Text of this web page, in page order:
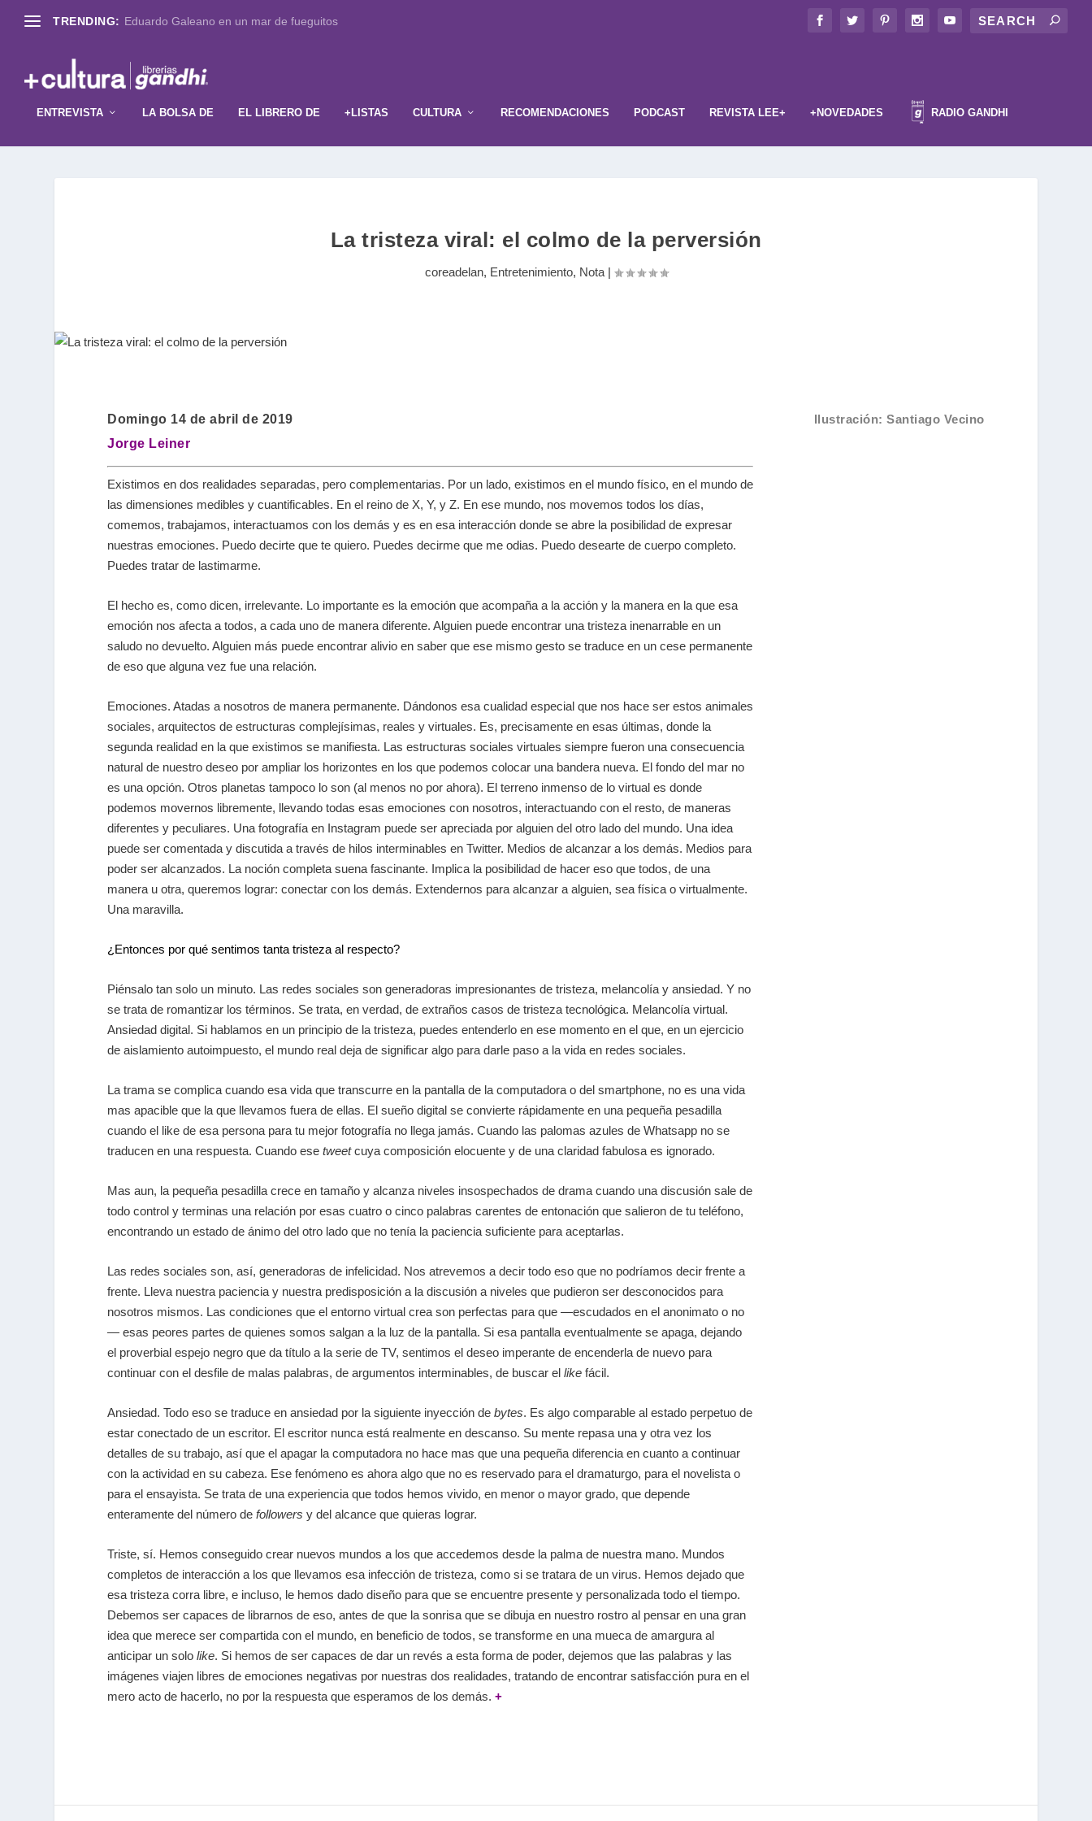
TRENDING: Eduardo Galeano en un mar de fueguitos
ENTREVISTA LA BOLSA DE EL LIBRERO DE +LISTAS CULTURA RECOMENDACIONES PODCAST REVISTA LEE+ +NOVEDADES RADIO GANDHI
La tristeza viral: el colmo de la perversión
coreadelan, Entretenimiento, Nota|
Domingo 14 de abril de 2019
Jorge Leiner
Existimos en dos realidades separadas, pero complementarias. Por un lado, existimos en el mundo físico, en el mundo de
las dimensiones medibles y cuantificables. En el reino de X, Y, y Z. En ese mundo, nos movemos todos los días,
comemos, trabajamos, interactuamos con los demás y es en esa interacción donde se abre la posibilidad de expresar
nuestras emociones. Puedo decirte que te quiero. Puedes decirme que me odias. Puedo desearte de cuerpo completo.
Puedes tratar de lastimarme.
El hecho es, como dicen, irrelevante. Lo importante es la emoción que acompaña a la acción y la manera en la que esa
emoción nos afecta a todos, a cada uno de manera diferente. Alguien puede encontrar una tristeza inenarrable en un
saludo no devuelto. Alguien más puede encontrar alivio en saber que ese mismo gesto se traduce en un cese permanente
de eso que alguna vez fue una relación.
Emociones. Atadas a nosotros de manera permanente. Dándonos esa cualidad especial que nos hace ser estos animales
sociales, arquitectos de estructuras complejísimas, reales y virtuales. Es, precisamente en esas últimas, donde la
segunda realidad en la que existimos se manifiesta. Las estructuras sociales virtuales siempre fueron una consecuencia
natural de nuestro deseo por ampliar los horizontes en los que podemos colocar una bandera nueva. El fondo del mar no
es una opción. Otros planetas tampoco lo son (al menos no por ahora). El terreno inmenso de lo virtual es donde
podemos movernos libremente, llevando todas esas emociones con nosotros, interactuando con el resto, de maneras
diferentes y peculiares. Una fotografía en Instagram puede ser apreciada por alguien del otro lado del mundo. Una idea
puede ser comentada y discutida a través de hilos interminables en Twitter. Medios de alcanzar a los demás. Medios para
poder ser alcanzados. La noción completa suena fascinante. Implica la posibilidad de hacer eso que todos, de una
manera u otra, queremos lograr: conectar con los demás. Extendernos para alcanzar a alguien, sea física o virtualmente.
Una maravilla.
¿Entonces por qué sentimos tanta tristeza al respecto?
Piénsalo tan solo un minuto. Las redes sociales son generadoras impresionantes de tristeza, melancolía y ansiedad. Y no
se trata de romantizar los términos. Se trata, en verdad, de extraños casos de tristeza tecnológica. Melancolía virtual.
Ansiedad digital. Si hablamos en un principio de la tristeza, puedes entenderlo en ese momento en el que, en un ejercicio
de aislamiento autoimpuesto, el mundo real deja de significar algo para darle paso a la vida en redes sociales.
La trama se complica cuando esa vida que transcurre en la pantalla de la computadora o del smartphone, no es una vida
mas apacible que la que llevamos fuera de ellas. El sueño digital se convierte rápidamente en una pequeña pesadilla
cuando el like de esa persona para tu mejor fotografía no llega jamás. Cuando las palomas azules de Whatsapp no se
traducen en una respuesta. Cuando ese tweetcuya composición elocuente y de una claridad fabulosa es ignorado.
Mas aun, la pequeña pesadilla crece en tamaño y alcanza niveles insospechados de drama cuando una discusión sale de
todo control y terminas una relación por esas cuatro o cinco palabras carentes de entonación que salieron de tu teléfono,
encontrando un estado de ánimo del otro lado que no tenía la paciencia suficiente para aceptarlas.
Las redes sociales son, así, generadoras de infelicidad. Nos atrevemos a decir todo eso que no podríamos decir frente a
frente. Lleva nuestra paciencia y nuestra predisposición a la discusión a niveles que pudieron ser desconocidos para
nosotros mismos. Las condiciones que el entorno virtual crea son perfectas para que —escudados en el anonimato o no
— esas peores partes de quienes somos salgan a la luz de la pantalla. Si esa pantalla eventualmente se apaga, dejando
el proverbial espejo negro que da título a la serie de TV, sentimos el deseo imperante de encenderla de nuevo para
continuar con el desfile de malas palabras, de argumentos interminables, de buscar el like fácil.
Ansiedad. Todo eso se traduce en ansiedad por la siguiente inyección de bytes. Es algo comparable al estado perpetuo de
estar conectado de un escritor. El escritor nunca está realmente en descanso. Su mente repasa una y otra vez los
detalles de su trabajo, así que el apagar la computadora no hace mas que una pequeña diferencia en cuanto a continuar
con la actividad en su cabeza. Ese fenómeno es ahora algo que no es reservado para el dramaturgo, para el novelista o
para el ensayista. Se trata de una experiencia que todos hemos vivido, en menor o mayor grado, que depende
enteramente del número de followers y del alcance que quieras lograr.
Triste, sí. Hemos conseguido crear nuevos mundos a los que accedemos desde la palma de nuestra mano. Mundos
completos de interacción a los que llevamos esa infección de tristeza, como si se tratara de un virus. Hemos dejado que
esa tristeza corra libre, e incluso, le hemos dado diseño para que se encuentre presente y personalizada todo el tiempo.
Debemos ser capaces de librarnos de eso, antes de que la sonrisa que se dibuja en nuestro rostro al pensar en una gran
idea que merece ser compartida con el mundo, en beneficio de todos, se transforme en una mueca de amargura al
anticipar un solo like. Si hemos de ser capaces de dar un revés a esta forma de poder, dejemos que las palabras y las
imágenes viajen libres de emociones negativas por nuestras dos realidades, tratando de encontrar satisfacción pura en el
mero acto de hacerlo, no por la respuesta que esperamos de los demás. +
Ilustración: Santiago Vecino